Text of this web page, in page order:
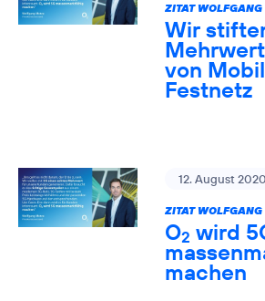
ZITAT
Wir
von
Festnetz
12. August 2020
ZITAT
O2 wird
machen